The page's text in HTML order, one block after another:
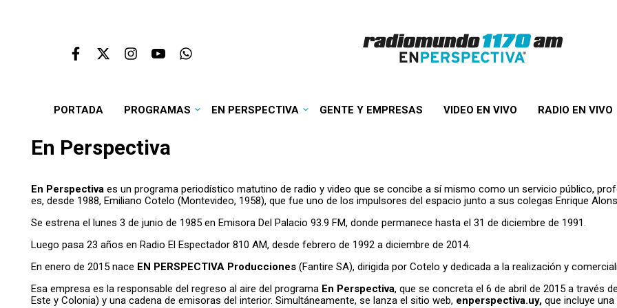
PORTADA PROGRAMAS EN PERSPECTIVA GENTE Y EMPRESAS VIDEO EN VIVO RADIO EN VIVO
En Perspectiva
En Perspectiva es un programa periodístico matutino de radio y video que se concibe a sí mismo como un servicio público,
es, desde 1988, Emiliano Cotelo (Montevideo, 1958), que fue uno de los impulsores del espacio junto a sus colegas Enrique
Se estrena el lunes 3 de junio de 1985 en Emisora Del Palacio 93.9 FM, donde permanece hasta el 31 de diciembre de 1991.
Luego pasa 23 años en Radio El Espectador 810 AM, desde febrero de 1992 a diciembre de 2014.
En enero de 2015 nace EN PERSPECTIVA Producciones (Fantire SA), dirigida por Cotelo y dedicada a la realización y
Esa empresa es la responsable del regreso al aire del programa En Perspectiva, que se concreta el 6 de abril de 2015 a través
Este y Colonia) y una cadena de emisoras del interior. Simultáneamente, se lanza el sitio web, enperspectiva.uy, que incluye